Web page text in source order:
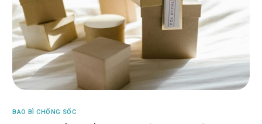
BAO BÌ CHỐNG SỐC